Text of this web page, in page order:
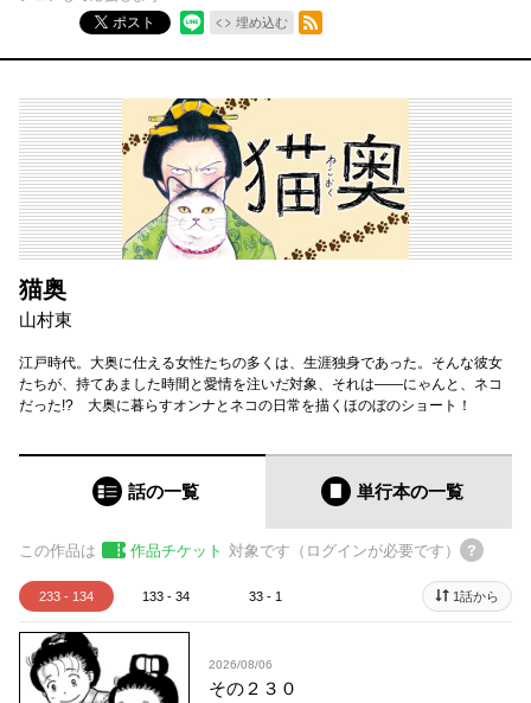
ポスト
埋め込む
RSSフィード
猫奥
山村東
江戸時代。大奥に仕える女性たちの多くは、生涯独身であった。そんな彼女
たちが、持てあました時間と愛情を注いだ対象、それは――にゃんと、ネコ
だった!? 大奥に暮らすオンナとネコの日常を描くほのぼのショート！
話の一覧 単行本の一覧
この作品は 作品チケット 対象です（ログインが必要です）
233 - 134 133 - 34 33 - 1 1話から
2026/08/06
その２３０